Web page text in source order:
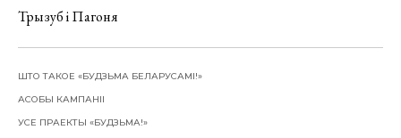
Трызуб і Пагоня
ШТО ТАКОЕ «БУДЗЬМА БЕЛАРУСАМІ!»
АСОБЫ КАМПАНІІ
УСЕ ПРАЕКТЫ «БУДЗЬМА!»